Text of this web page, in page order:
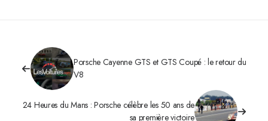
Porsche Cayenne GTS et GTS Coupé : le retour du
V8
24 Heures du Mans : Porsche célèbre les 50 ans de
sa première victoire